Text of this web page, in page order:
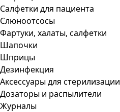
Салфетки для пациента
Слюноотсосы
Фартуки, халаты, салфетки
Шапочки
Шприцы
Дезинфекция
Аксессуары для стерилизации
Дозаторы и распылители
Журналы